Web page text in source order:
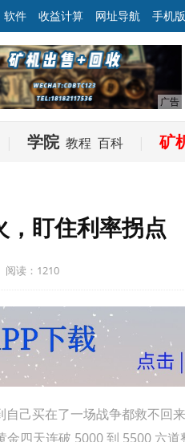
软件 收益计算 网址导航 手机版
学院 教程 百科 矿
盯住利率拐点
阅读：1210
己买在了一场战争都救不回
四天连破 5000 到 5500 六道